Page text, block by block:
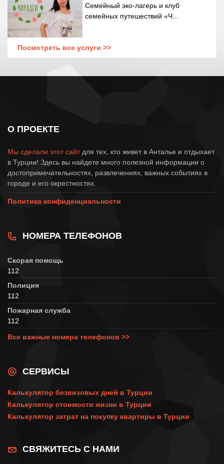
Семейный эко-лагерь и клуб
семейных путешествий «Ч...
Посмотреть все услуги >>
О ПРОЕКТЕ
Мы сделали этот сайтдля тех, кто живет в Анталье и отдыхает
в Турции! Здесь вы найдете много полезной информации о
достопримечательностях, развлечениях, важных событиях в
городе и его окрестностях.
Политика конфиденциальности
НОМЕРА ТЕЛЕФОНОВ
Скорая помощь
112
Полиция
112
Пожарная служба
112
Все важные номера телефонов >>
СЕРВИСЫ
Калькулятор безвизовых дней в Турции
Калькулятор стоимости жизни в Турции
Калькулятор затрат на покупку квартиры в Турции
СВЯЖИТЕСЬ С НАМИ